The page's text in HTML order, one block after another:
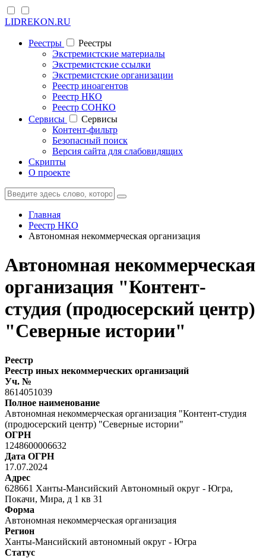
LIDREKON.RU
Реестры
Реестры
Экстремистские материалы
Экстремистские ссылки
Экстремистские организации
Реестр иноагентов
Реестр НКО
Реестр СОНКО
Cервисы
Cервисы
Контент-фильтр
Безопасный поиск
Версия сайта для слабовидящих
Скрипты
О проекте
Главная
Реестр НКО
Автономная некоммерческая организация
Автономная некоммерческая
организация "Контент-
студия (продюсерский центр)
"Северные истории"
Реестр
Реестр иных некоммерческих организаций
Уч. №
8614051039
Полное наименование
Автономная некоммерческая организация "Контент-студия
(продюсерский центр) "Северные истории"
ОГРН
1248600006632
Дата ОГРН
17.07.2024
Адрес
628661 Ханты-Мансийский Автономный округ - Югра,
Покачи, Мира, д 1 кв 31
Форма
Автономная некоммерческая организация
Регион
Ханты-Мансийский автономный округ - Югра
Статус